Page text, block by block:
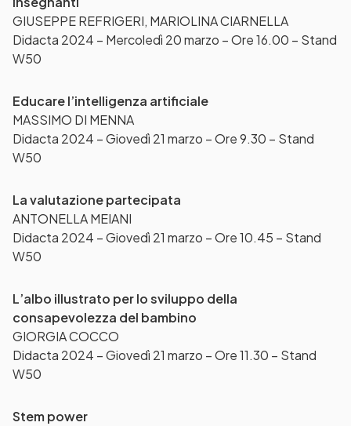
GIUSEPPE REFRIGERI, MARIOLINA CIARNELLA
Didacta 2024 – Mercoledì 20 marzo – Ore 16.00 – Stand
W50
Educare l’intelligenza artificiale
MASSIMO DI MENNA
Didacta 2024 – Giovedì 21 marzo – Ore 9.30 – Stand
W50
La valutazione partecipata
ANTONELLA MEIANI
Didacta 2024 – Giovedì 21 marzo – Ore 10.45 – Stand
W50
L’albo illustrato per lo sviluppo della
consapevolezza del bambino
GIORGIA COCCO
Didacta 2024 – Giovedì 21 marzo – Ore 11.30 – Stand
W50
Stem power